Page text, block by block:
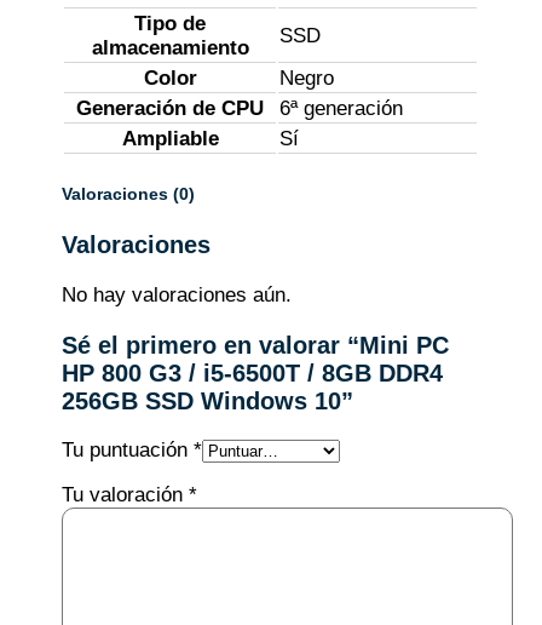
Tipo de
almacenamiento
SSD
Color
Negro
Generación de CPU
6ª generación
Ampliable
Sí
Valoraciones (0)
Valoraciones
No hay valoraciones aún.
Sé el primero en valorar “Mini PC
HP 800 G3 / i5-6500T / 8GB DDR4
256GB SSD Windows 10”
Tu puntuación*
Tu valoración*